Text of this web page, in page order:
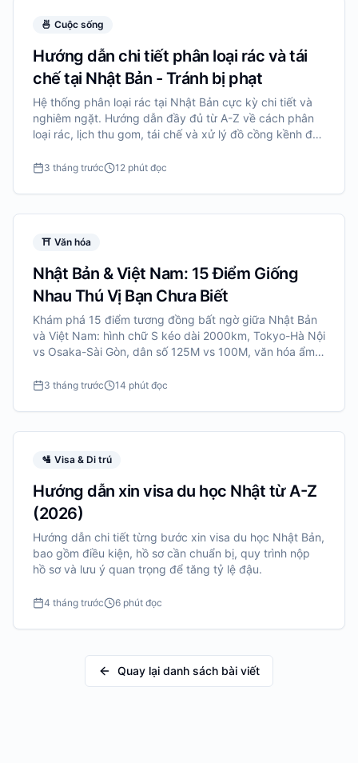
🍜 Cuộc sống
Hướng dẫn chi tiết phân loại rác và tái
chế tại Nhật Bản - Tránh bị phạt
Hệ thống phân loại rác tại Nhật Bản cực kỳ chi tiết và
nghiêm ngặt. Hướng dẫn đầy đủ từ A-Z về cách phân
loại rác, lịch thu gom, tái chế và xử lý đồ cồng kềnh để
3 tháng trước 12 phút đọc
⛩️ Văn hóa
Nhật Bản & Việt Nam: 15 Điểm Giống
Nhau Thú Vị Bạn Chưa Biết
Khám phá 15 điểm tương đồng bất ngờ giữa Nhật Bản
và Việt Nam: hình chữ S kéo dài 2000km, Tokyo-Hà Nội
vs Osaka-Sài Gòn, dân số 125M vs 100M, văn hóa ẩm
nhiều hơn nữa.
3 tháng trước 14 phút đọc
🛂 Visa & Di trú
Hướng dẫn xin visa du học Nhật từ A-Z
(2026)
Hướng dẫn chi tiết từng bước xin visa du học Nhật Bản,
bao gồm điều kiện, hồ sơ cần chuẩn bị, quy trình nộp
hồ sơ và lưu ý quan trọng để tăng tỷ lệ đậu.
4 tháng trước 6 phút đọc
Quay lại danh sách bài viết